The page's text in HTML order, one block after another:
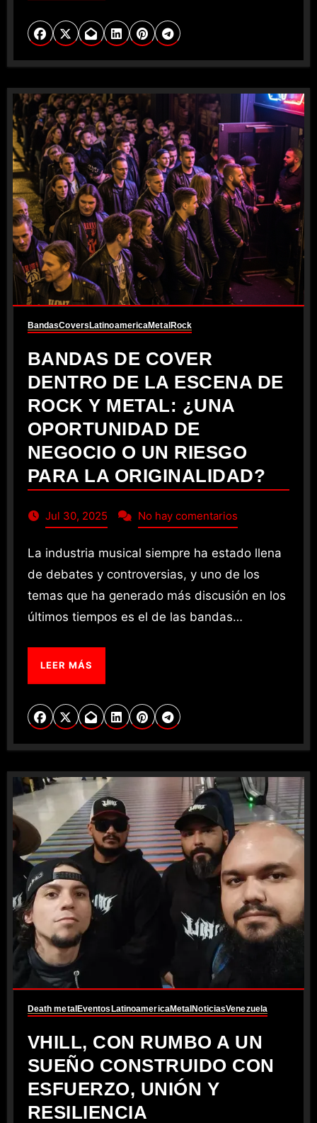
BandasCoversLatinoamericaMetalRock
BANDAS DE COVER
DENTRO DE LA ESCENA DE
ROCK Y METAL: ¿UNA
OPORTUNIDAD DE
NEGOCIO O UN RIESGO
PARA LA ORIGINALIDAD?
Jul 30, 2025 No hay comentarios
La industria musical siempre ha estado llena
de debates y controversias, y uno de los
temas que ha generado más discusión en los
últimos tiempos es el de las bandas…
LEER MÁS
Death metal Eventos LatinoamericaMetal NoticiasVenezuela
VHILL, CON RUMBO A UN
SUEÑO CONSTRUIDO CON
ESFUERZO, UNIÓN Y
RESILIENCIA